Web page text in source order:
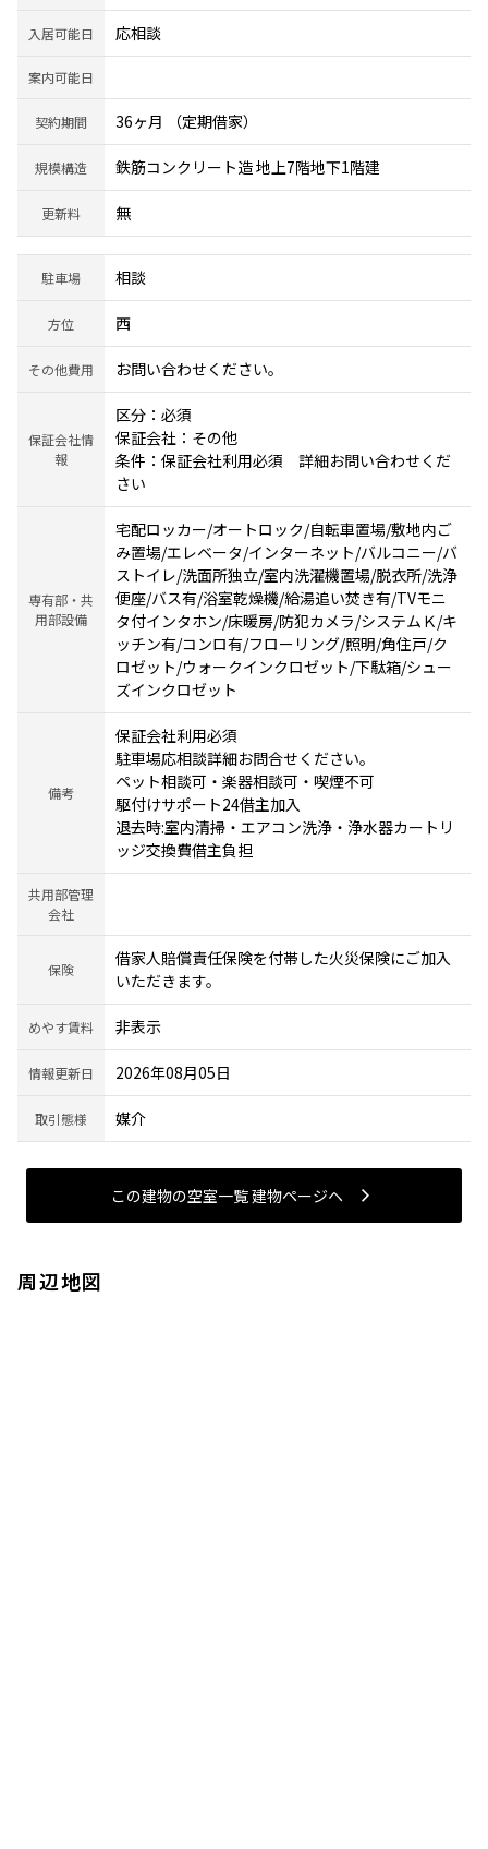
入居可能日 応相談
案内可能日
契約期間 36ヶ月 （定期借家）
規模構造 鉄筋コンクリート造 地上7階地下1階建
更新料 無
駐車場 相談
方位 西
その他費用 お問い合わせください。
保証会社情
報
区分：必須
保証会社：その他
条件：保証会社利用必須 詳細お問い合わせくだ
さい
専有部・共
用部設備
宅配ロッカー/オートロック/自転車置場/敷地内ご
み置場/エレベータ/インターネット/バルコニー/バ
ストイレ/洗面所独立/室内洗濯機置場/脱衣所/洗浄
便座/バス有/浴室乾燥機/給湯追い焚き有/TVモニ
タ付インタホン/床暖房/防犯カメラ/システムＫ/キ
ッチン有/コンロ有/フローリング/照明/角住戸/ク
ロゼット/ウォークインクロゼット/下駄箱/シュー
ズインクロゼット
備考
保証会社利用必須
駐車場応相談詳細お問合せください。
ペット相談可・楽器相談可・喫煙不可
駆付けサポート24借主加入
退去時:室内清掃・エアコン洗浄・浄水器カートリ
ッジ交換費借主負担
共用部管理
会社
保険
借家人賠償責任保険を付帯した火災保険にご加入
いただきます。
めやす賃料 非表示
情報更新日 2026年08月05日
取引態様 媒介
この建物の空室一覧 建物ページヘ
周辺地図